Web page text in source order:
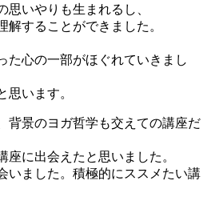
思いやりも生まれるし、
することができました。
た心の一部がほぐれていきまし
思います。
背景のヨガ哲学も交えての講座だ
座に出会えたと思いました。
いました。積極的にススメたい講